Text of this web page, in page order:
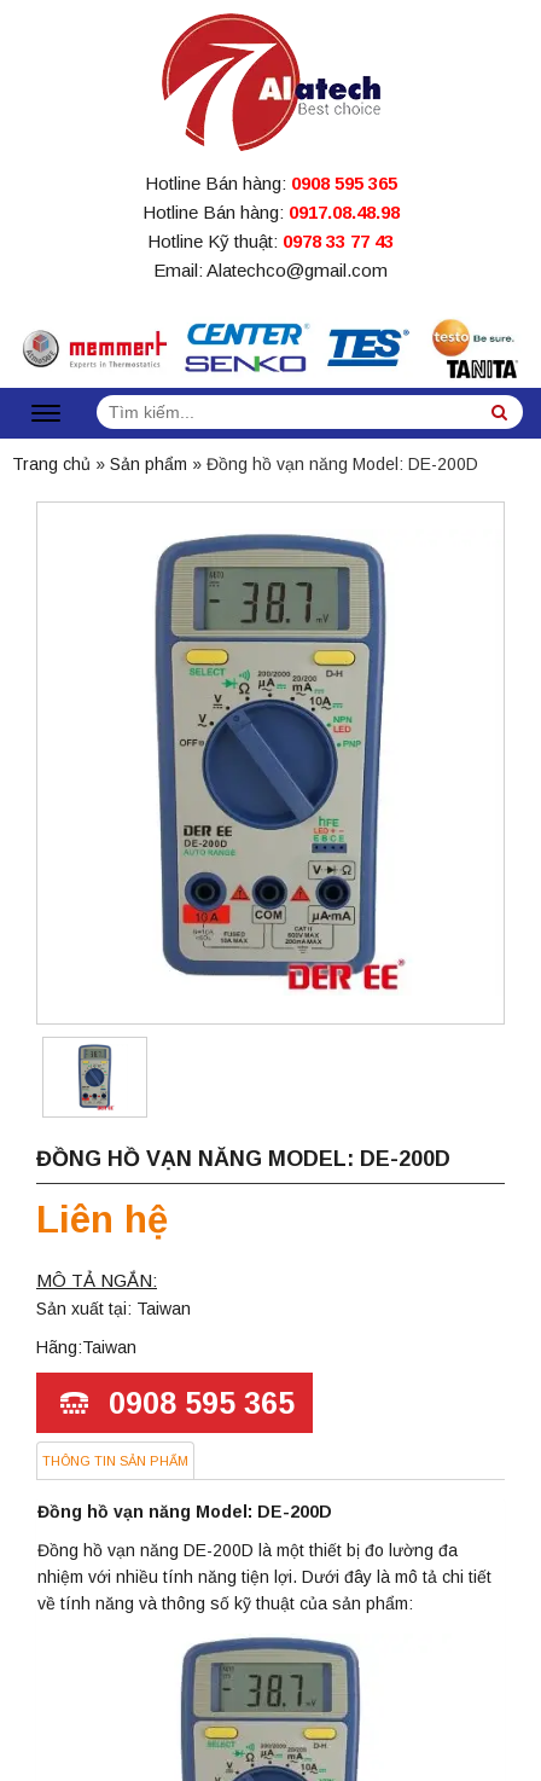
Hotline Bán hàng: 0908 595 365
Hotline Bán hàng: 0917.08.48.98
Hotline Kỹ thuật: 0978 33 77 43
Email: Alatechco@gmail.com
Tìm
kiếm:
Trang chủ » Sản phẩm » Đồng hồ vạn năng Model: DE-200D
ĐỒNG HỒ VẠN NĂNG MODEL: DE-200D
Liên hệ
MÔ TẢ NGẮN:
Sản xuất tại: Taiwan
Hãng:Taiwan
0908 595 365
THÔNG TIN SẢN PHẨM
Đồng hồ vạn năng Model: DE-200D
Đồng hồ vạn năng DE-200D là một thiết bị đo lường đa
nhiệm với nhiều tính năng tiện lợi. Dưới đây là mô tả chi tiết
về tính năng và thông số kỹ thuật của sản phẩm: